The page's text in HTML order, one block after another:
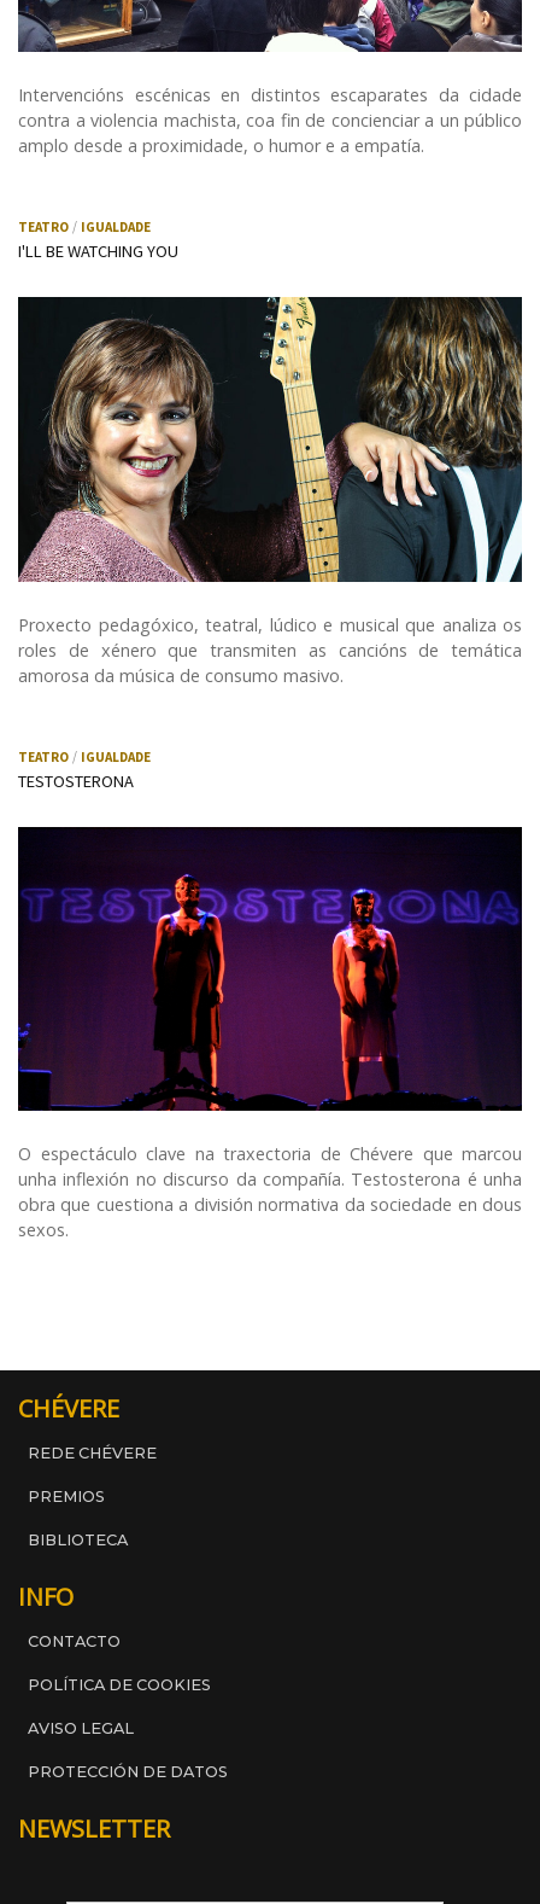
Intervencións escénicas en distintos escaparates da cidade
contra a violencia machista, coa fin de concienciar a un público
amplo desde a proximidade, o humor e a empatía.
TEATRO IGUALDADE
I'LL BE WATCHING YOU
Proxecto pedagóxico, teatral, lúdico e musical que analiza os
roles de xénero que transmiten as cancións de temática
amorosa da música de consumo masivo.
TEATRO IGUALDADE
TESTOSTERONA
O espectáculo clave na traxectoria de Chévere que marcou
unha inflexión no discurso da compañía. Testosterona é unha
obra que cuestiona a división normativa da sociedade en dous
sexos.
CHÉVERE
REDE CHÉVERE
PREMIOS
BIBLIOTECA
INFO
CONTACTO
POLÍTICA DE COOKIES
AVISO LEGAL
PROTECCIÓN DE DATOS
NEWSLETTER